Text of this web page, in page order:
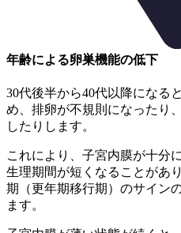
年齢による卵巣機能の低下
30代後半から40代以降になる
め、排卵が不規則になったり
したりします。
これにより、子宮内膜が十分
生理期間が短くなることがあり
期（更年期移行期）のサイン
ます。